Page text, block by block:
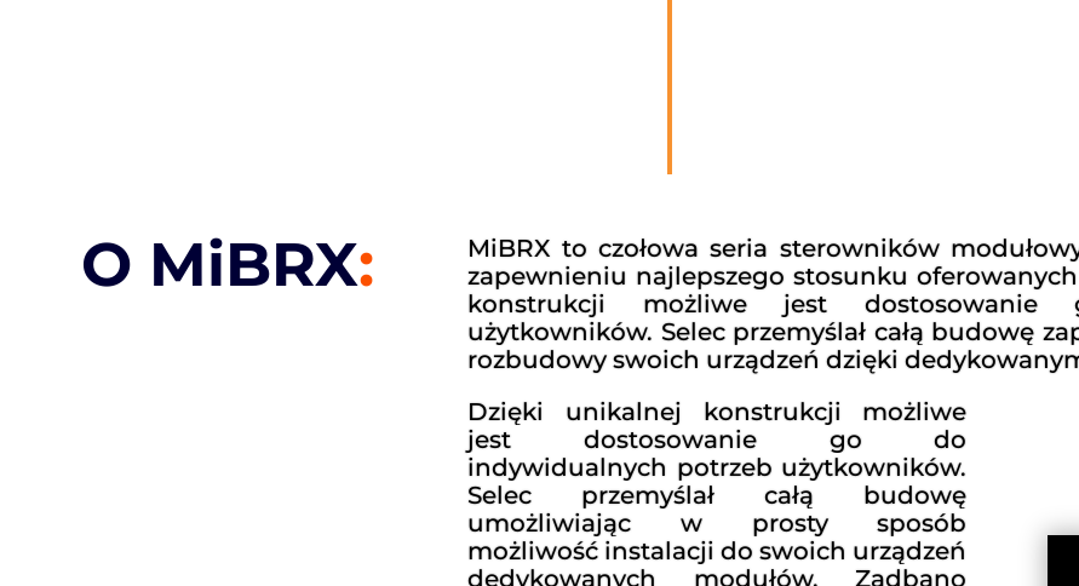
O MiBRX: MiBRX to czołowa seria sterowników
zapewnieniu najlepszego stosunku
konstrukcji możliwe jest
użytkowników. Selec przemyślał całą budowę
rozbudowy swoich urządzeń dzięki
Dzięki unikalnej konstrukcji możliwe
jest dostosowanie go do
indywidualnych potrzeb użytkowników.
Selec przemyślał całą budowę
umożliwiając w prosty sposób
możliwość instalacji do swoich urządzeń
dedykowanych modułów. Zadbano